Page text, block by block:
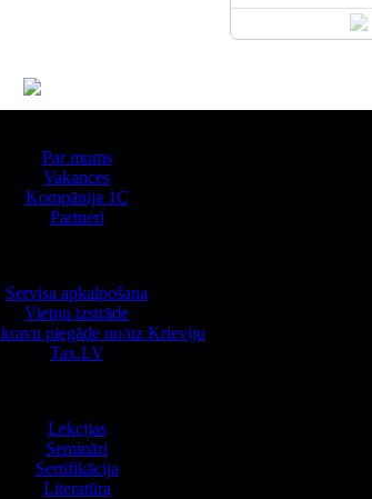
Par mums
Vakances
Kompānija 1С
Partneri
Servisa apkalpošana
Vietņu izstrāde
piegāde no/uz Krieviju
Tax.LV
Lekcijas
Semināri
Sertifikācija
Literatūra